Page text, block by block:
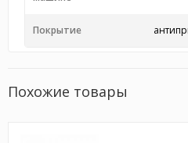
Покрытие
Похожие товары